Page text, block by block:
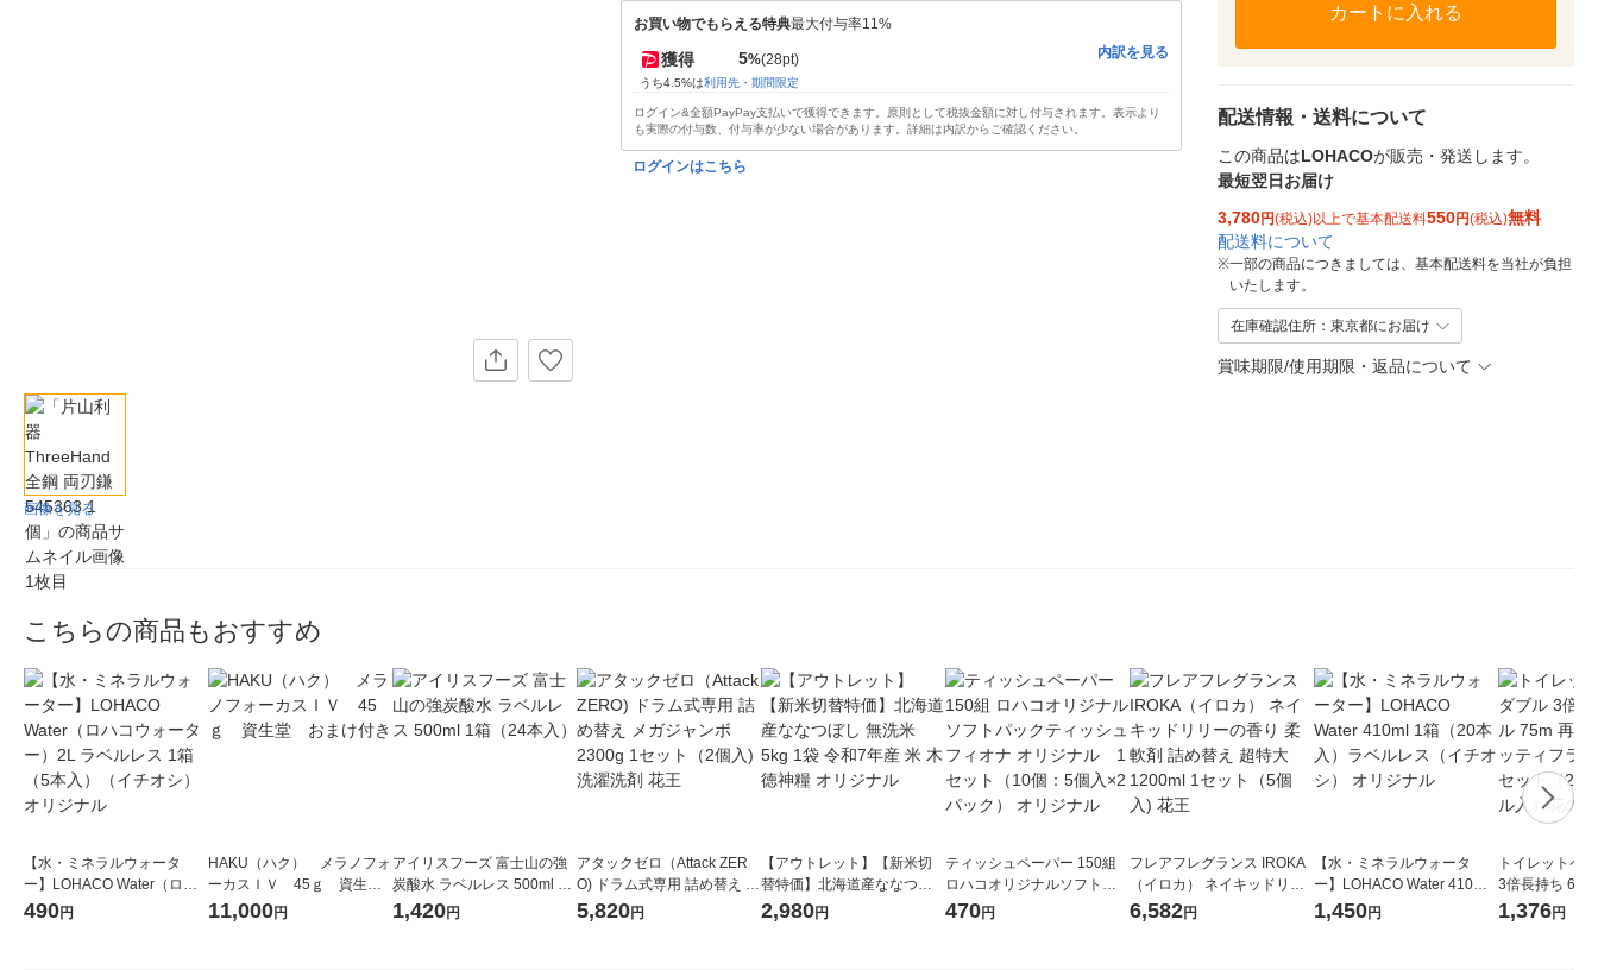
画像を見る
お買い物でもらえる特典最大付与率11%
獲得 5%(28pt)
うち4.5%は利用先・期間限定
内訳を見る
ログイン&全額PayPay支払いで獲得できます。原則として税抜金額に対し付与されます。表示より
も実際の付与数、付与率が少ない場合があります。詳細は内訳からご確認ください。
ログインはこちら
カートに入れる
配送情報・送料について
この商品はLOHACOが販売・発送します。
最短翌日お届け
3,780円(税込)以上で基本配送料550円(税込)無料
配送料について
※一部の商品につきましては、基本配送料を当社が負担
いたします。
在庫確認住所：東京都にお届け
賞味期限/使用期限・返品について
こちらの商品もおすすめ
【水・ミネラルウォータ
ー】LOHACO Water（ロハ
コウォーター）2L ラベルレ
490円
HAKU（ハク） メラノフォ
ーカスＩＶ 45ｇ 資生
堂 おまけ付き
11,000円
アイリスフーズ 富士山の強
炭酸水 ラベルレス 500ml 1
箱（24本入）
1,420円
アタックゼロ（Attack ZER
O) ドラム式専用 詰め替え メ
ガジャンボ 2300g 1セット
5,820円
【アウトレット】【新米切
替特価】北海道産ななつぼ
し 無洗米 5kg 1袋 令和7年産
2,980円
ティッシュペーパー 150組
ロハコオリジナルソフトパ
ックティッシュ フィオナ オ
470円
フレアフレグランス IROKA
（イロカ） ネイキッドリリ
ーの香り 柔軟剤 詰め替え 超
6,582円
【水・ミネラルウォータ
ー】LOHACO Water 410ml
1箱（20本入）ラベルレス
1,450円
トイレットペ
3倍長持ち 6ロール
紙配合 スコッ
1,376円